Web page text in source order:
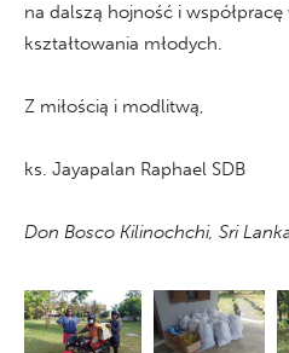
na dalszą hojność i
kształtowania młodych.
Z miłością i modlitwą,
ks. Jayapalan Raphael SDB
Don Bosco Kilinochchi, Sri